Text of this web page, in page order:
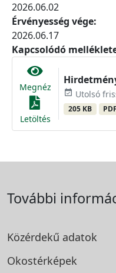
2026.06.02
Érvényesség vége:
2026.06.17
Kapcsolódó
Megnéz
Letöltés
event_available Utolsó
205 KB
További
Közérdekű adatok
Okostérképek